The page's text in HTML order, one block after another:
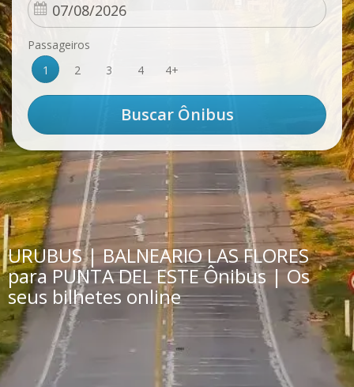
Passageiros
1
2 3 4 4+
URUBUS | BALNEARIO LAS FLORES
para PUNTA DEL ESTE Ônibus | Os
seus bilhetes online